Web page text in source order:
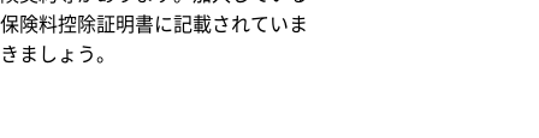
険料控除証明書に記載されていま
ましょう。